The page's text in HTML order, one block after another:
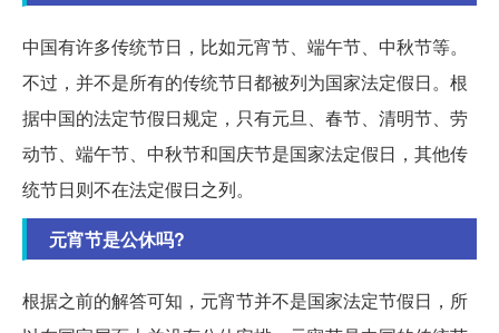
中国有许多传统节日，比如元宵节、端午节、中秋节等。
不过，并不是所有的传统节日都被列为国家法定假日。根
据中国的法定节假日规定，只有元旦、春节、清明节、劳
动节、端午节、中秋节和国庆节是国家法定假日，其他传
统节日则不在法定假日之列。
元宵节是公休吗?
根据之前的解答可知，元宵节并不是国家法定节假日，所